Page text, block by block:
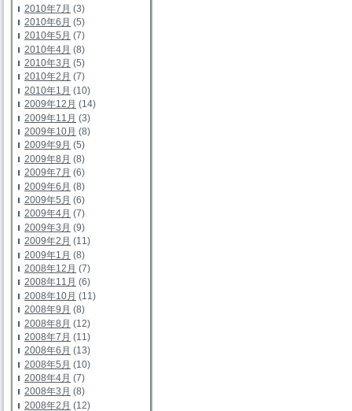
2010年7月 (3)
2010年6月 (5)
2010年5月 (7)
2010年4月 (8)
2010年3月 (5)
2010年2月 (7)
2010年1月 (10)
2009年12月 (14)
2009年11月 (3)
2009年10月 (8)
2009年9月 (5)
2009年8月 (8)
2009年7月 (6)
2009年6月 (8)
2009年5月 (6)
2009年4月 (7)
2009年3月 (9)
2009年2月 (11)
2009年1月 (8)
2008年12月 (7)
2008年11月 (6)
2008年10月 (11)
2008年9月 (8)
2008年8月 (12)
2008年7月 (11)
2008年6月 (13)
2008年5月 (10)
2008年4月 (7)
2008年3月 (8)
2008年2月 (12)